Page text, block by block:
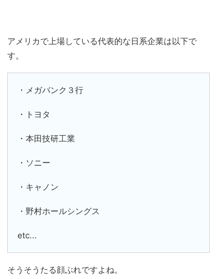
アメリカで上場している代表的な日系企業は以下で
す。
・メガバンク３行
・トヨタ
・本田技研工業
・ソニー
・キャノン
・野村ホールシングス
etc...
そうそうたる顔ぶれですよね。